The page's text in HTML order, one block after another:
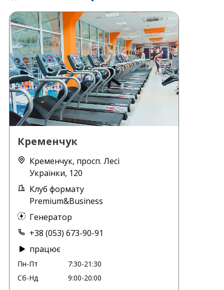
Кременчук
Кременчук, просп. Лесі
Українки, 120
Клуб формату
Premium&Business
Генератор
+38 (053) 673-90-91
працює
Пн-Пт
7:30-21:30
Сб-Нд
9:00-20:00